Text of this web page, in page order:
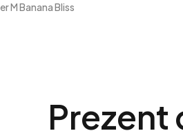
M Banana Bliss
Prezent